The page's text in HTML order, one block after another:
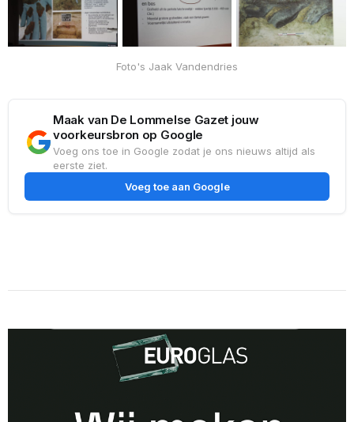
Foto's Jaak Vandendries
Maak van De Lommelse Gazet jouw
voorkeursbron op Google
Voeg ons toe in Google zodat je ons nieuws altijd als
eerste ziet.
Voeg toe aan Google